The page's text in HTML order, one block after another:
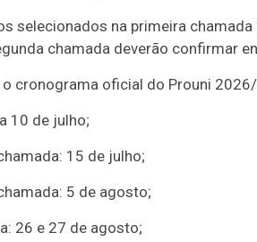
selecionados na primeira
chamada deverão confirmar
o cronograma oficial do Prouni
10 de julho;
15 de julho;
5 de agosto;
26 e 27 de agosto;